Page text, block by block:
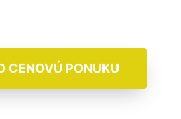
CENOVÚ PONUKU